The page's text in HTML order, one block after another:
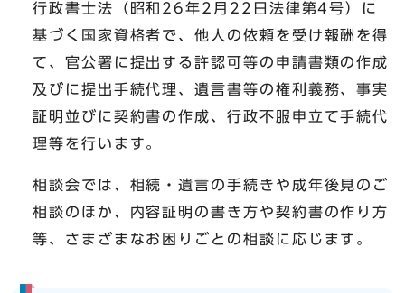
行政書士法（昭和26年2月22日法律第4号）に
基づく国家資格者で、他人の依頼を受け報酬を得
て、官公署に提出する許認可等の申請書類の作成
及びに提出手続代理、遺言書等の権利義務、事実
証明並びに契約書の作成、行政不服申立て手続代
理等を行います。
相談会では、相続・遺言の手続きや成年後見のご
相談のほか、内容証明の書き方や契約書の作り方
等、さまざまなお困りごとの相談に応じます。